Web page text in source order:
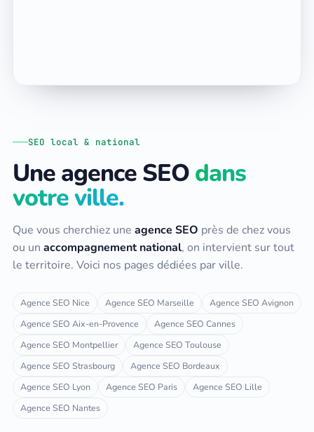
SEO local & national
Une agence SEOdans
votre ville.
Que vous cherchiez une agence SEO près de chez vous
ou un accompagnement national, on intervient sur tout
le territoire. Voici nos pages dédiées par ville.
Agence SEO Nice Agence SEO Marseille
Agence SEO Avignon
Agence SEO Aix-en-Provence
Agence SEO Cannes
Agence SEO Montpellier
Agence SEO Toulouse
Agence SEO Strasbourg
Agence SEO Bordeaux
Agence SEO Lyon
Agence SEO Paris
Agence SEO Lille
Agence SEO Nantes